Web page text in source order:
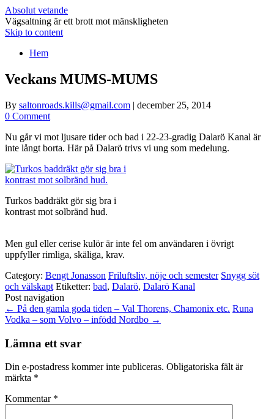
Absolut vetande
Vägsaltning är ett brott mot mänskligheten
Skip to content
Hem
Veckans MUMS-MUMS
By saltonroads.kills@gmail.com | december 25, 2014
0 Comment
Nu går vi mot ljusare tider och bad i 22-23-gradig Dalarö Kanal är
inte långt borta. Här på Dalarö trivs vi ung som medelung.
Turkos baddräkt gör sig bra i
kontrast mot solbränd hud.
Men gul eller cerise kulör är inte fel om användaren i övrigt
uppfyller rimliga, skäliga, krav.
Category: Bengt Jonasson Friluftsliv, nöje och semester Snygg söt
och välskapt Etiketter: bad, Dalarö, Dalarö Kanal
Post navigation
← På den gamla goda tiden – Val Thorens, Chamonix etc. Runa
Vodka – som Volvo – infödd Nordbo →
Lämna ett svar
Din e-postadress kommer inte publiceras. Obligatoriska fält är
märkta *
Kommentar *